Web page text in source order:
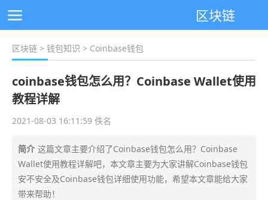
区块链
区块链 > 钱包知识 > Coinbase钱包
coinbase钱包怎么用？Coinbase Wallet使用
教程详解
2021-08-03 16:11:59 佚名
简介 这篇文章主要介绍了Coinbase钱包怎么用？Coinbase
Wallet使用教程详解吧，本文章主要为大家讲解Coinbase钱包
安不安全及Coinbase钱包详细使用功能，希望本文章能给大家
带来帮助！